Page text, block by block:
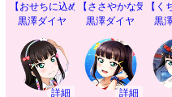
【おせちに込めた願い】
黒澤ダイヤ
【ささやかな気遣い
黒澤ダイヤ
【く
黒
詳細 詳細